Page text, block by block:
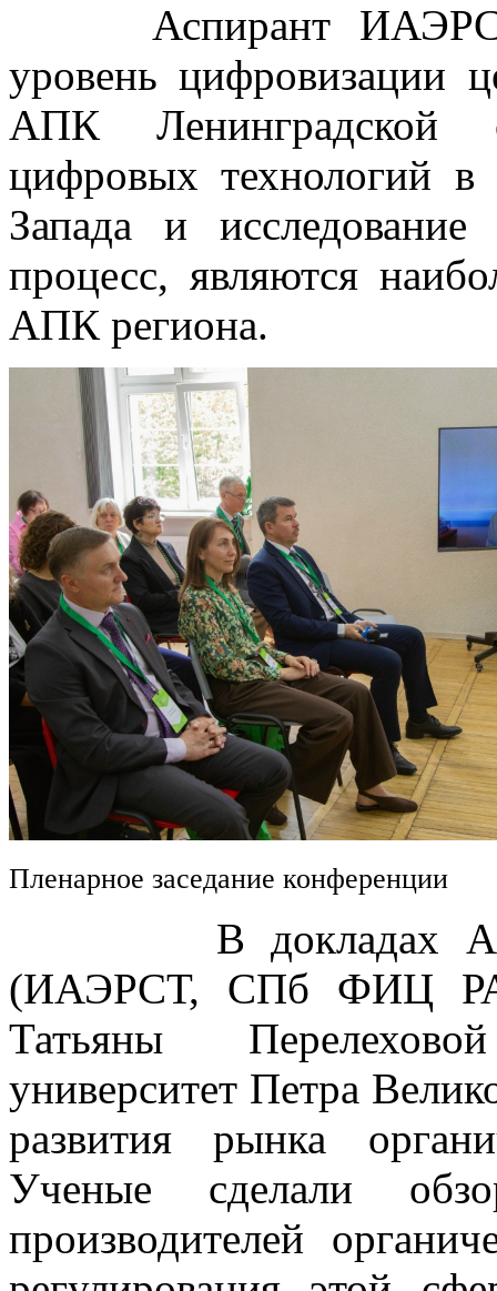
Аспирант ИАЭРСТ
уровень цифровизации
АПК Ленинградской
цифровых технологий
Запада и
процесс, являются
АПК региона.
Пленарное заседание конференции
В докладах
(ИАЭРСТ, СПб ФИЦ
Татьяны
университет Петра
развития рынка
Ученые сделали
производителей